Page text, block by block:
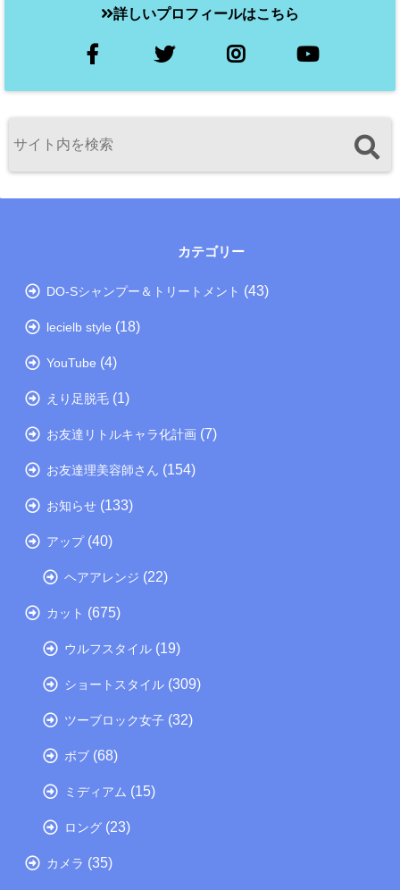
詳しいプロフィールはこちら
カテゴリー
DO-Sシャンプー＆トリートメント (43)
lecielb style (18)
YouTube (4)
えり足脱毛 (1)
お友達リトルキャラ化計画 (7)
お友達理美容師さん (154)
お知らせ (133)
アップ(40)
ヘアアレンジ (22)
カット (675)
ウルフスタイル (19)
ショートスタイル (309)
ツーブロック女子 (32)
ボブ (68)
ミディアム (15)
ロング (23)
カメラ (35)